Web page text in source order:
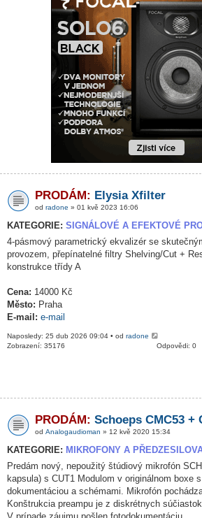
PRODÁM: Elysia Xfilter
od radone » 01 kvě 2023 16:06
KATEGORIE: SIGNÁLOVÉ A EFEKTOVÉ
4-pásmový parametrický ekvalizér se
provozem, přepínatelné filtry Shelving/Cut +
konstrukce třídy A
Cena: 14000 Kč
Město: Praha
E-mail: e-mail
Naposledy: 25 dub 2026 09:04 • od radone
Odpovědi: 0
Zobrazení: 35176
PRODÁM: Schoeps CMC53 +
od Analogaudioman » 12 kvě 2020 15:34
KATEGORIE: MIKROFONY A
Predám nový, nepoužitý štúdiový mikrofón
kapsula) s CUT1 Modulom v originálnom boxe
dokumentáciou a schémami. Mikrofón
Konštrukcia preampu je z diskrétnych